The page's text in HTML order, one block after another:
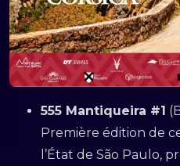
555 Mantiqueira #1
Première édition de
l’État de São Paulo,